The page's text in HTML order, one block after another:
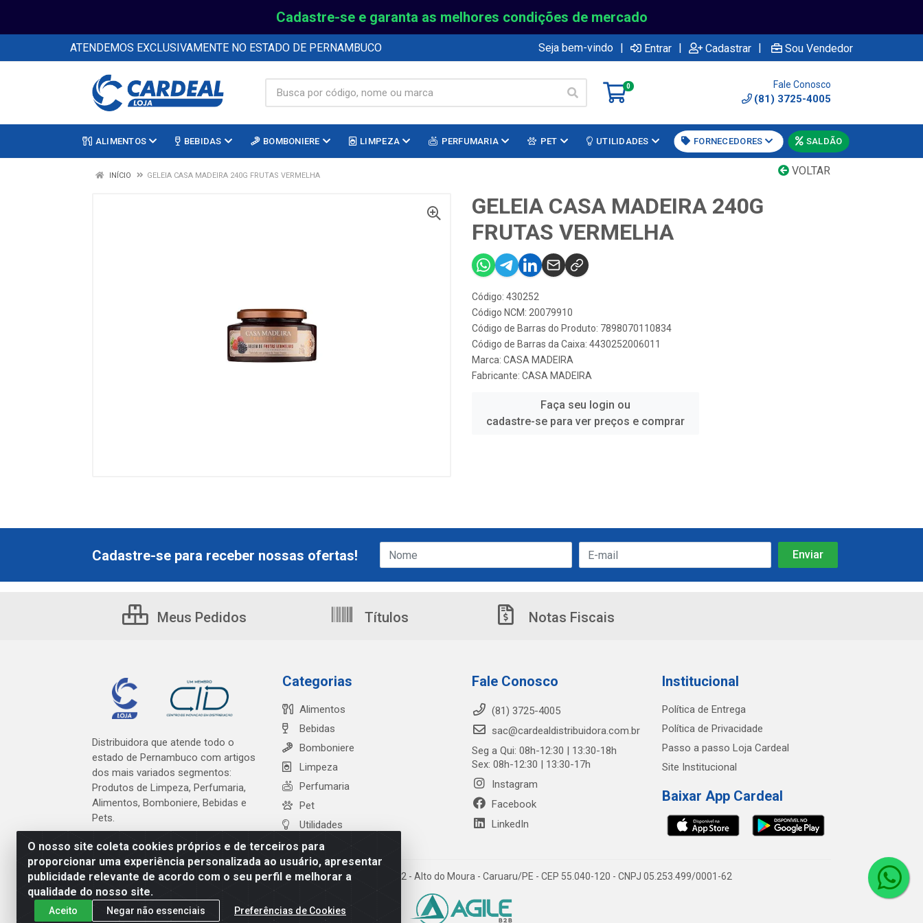
Cadastre-se e garanta as melhores condições de mercado
ATENDEMOS EXCLUSIVAMENTE NO ESTADO DE PERNAMBUCO Seja bem-vindo | Entrar | Cadastrar | Sou Vendedor
0 Fale Conosco
(81) 3725-4005
ALIMENTOS BEBIDAS BOMBONIERE LIMPEZA PERFUMARIA PET UTILIDADES FORNECEDORES SALDÃO
VOLTAR
INÍCIO GELEIA CASA MADEIRA 240G FRUTAS VERMELHA
GELEIA CASA MADEIRA 240G
FRUTAS VERMELHA
Código: 430252
Código NCM: 20079910
Código de Barras do Produto: 7898070110834
Código de Barras da Caixa: 4430252006011
Marca: CASA MADEIRA
Fabricante: CASA MADEIRA
Faça seu login ou
cadastre-se para ver preços e comprar
O nosso site coleta cookies próprios e de terceiros para
proporcionar uma experiência personalizada ao usuário, apresentar
publicidade relevante de acordo com o seu perfil e melhorar a
qualidade do nosso site.
Aceito Negar não essenciais Preferências de Cookies
Cadastre-se para receber nossas ofertas!
Meus Pedidos Títulos Notas Fiscais
Distribuidora que atende todo o
estado de Pernambuco com artigos
dos mais variados segmentos:
Produtos de Limpeza, Perfumaria,
Alimentos, Bomboniere, Bebidas e
Pets.
Categorias
Alimentos
Bebidas
Bomboniere
Limpeza
Perfumaria
Pet
Utilidades
Fale Conosco
(81) 3725-4005
sac@cardealdistribuidora.com.br
Seg a Qui: 08h-12:30 | 13:30-18h
Sex: 08h-12:30 | 13:30-17h
Instagram
Facebook
LinkedIn
Institucional
Política de Entrega
Política de Privacidade
Passo a passo Loja Cardeal
Site Institucional
Baixar App Cardeal
Cardeal Distribuidora - Estrada Alto do Moura, 582 - Alto do Moura - Caruaru/PE - CEP 55.040-120 - CNPJ 05.253.499/0001-62